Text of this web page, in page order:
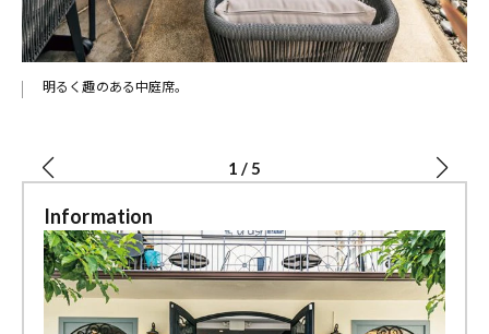
明るく趣のある中庭席。
1 /5
Information